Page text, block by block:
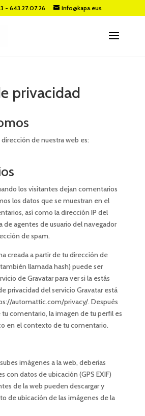
- 643.27.07.26 info@kapa.eus
privacidad
dirección de nuestra web es:
los visitantes dejan comentarios
los datos que se muestran en el
así como la dirección IP del
de agentes de usuario del navegador
de spam.
creada a partir de tu dirección de
llamada hash) puede ser
de Gravatar para ver si la estás
privacidad del servicio Gravatar está
automattic.com/privacy/. Después
comentario, la imagen de tu perfil es
en el contexto de tu comentario.
imágenes a la web, deberías
con datos de ubicación (GPS EXIF)
de la web pueden descargar y
de ubicación de las imágenes de la